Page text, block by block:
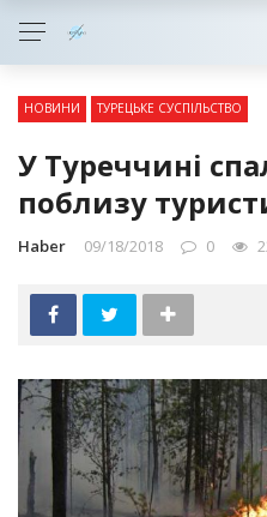
НОВИНИ ТУРЕЦЬКЕ СУСПІЛЬСТВО
У Туреччині
поблизу
Haber 09/18/2018 0